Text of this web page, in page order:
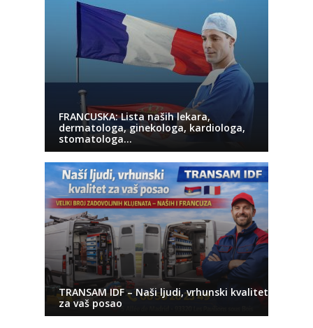
FRANCUSKA: Lista naših lekara,
dermatologa, ginekologa, kardiologa,
stomatologa…
TRANSAM IDF – Naši ljudi, vrhunski kvalitet
za vaš posao